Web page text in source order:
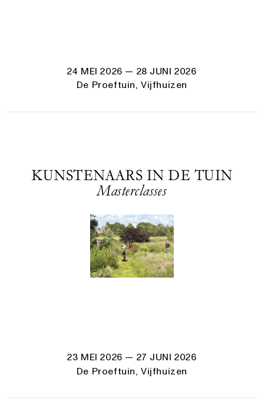
24 MEI 2026 — 28 JUNI 2026
De Proeftuin, Vijfhuizen
KUNSTENAARS IN DE TUIN
Masterclasses
23 MEI 2026 — 27 JUNI 2026
De Proeftuin, Vijfhuizen